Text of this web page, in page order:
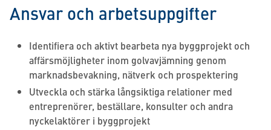
Ansvar och arbetsuppgifter
Identifiera och aktivt bearbeta nya byggprojekt och
affärsmöjligheter inom golvavjämning genom
marknadsbevakning, nätverk och prospektering
Utveckla och stärka långsiktiga relationer med
entreprenörer, beställare, konsulter och andra
nyckelaktörer i byggprojekt